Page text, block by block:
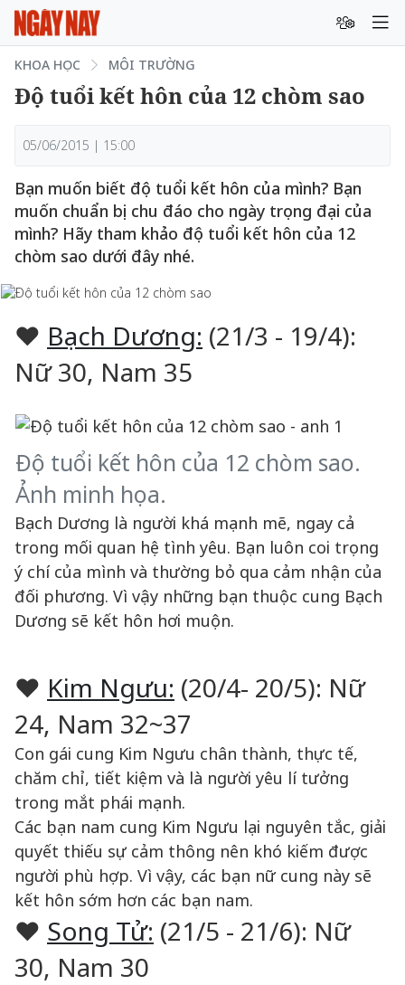
KHOA HỌC MÔI TRƯỜNG
Độ tuổi kết hôn của 12 chòm sao
05/06/2015 | 15:00
Bạn muốn biết độ tuổi kết hôn của mình? Bạn
muốn chuẩn bị chu đáo cho ngày trọng đại của
mình? Hãy tham khảo độ tuổi kết hôn của 12
chòm sao dưới đây nhé.
♥ Bạch Dương: (21/3 - 19/4):
Nữ 30, Nam 35
Độ tuổi kết hôn của 12 chòm sao.
Ảnh minh họa.
Bạch Dương là người khá mạnh mẽ, ngay cả
trong mối quan hệ tình yêu. Bạn luôn coi trọng
ý chí của mình và thường bỏ qua cảm nhận của
đối phương. Vì vậy những bạn thuộc cung Bạch
Dương sẽ kết hôn hơi muộn.
♥ Kim Ngưu: (20/4- 20/5): Nữ
24, Nam 32~37
Con gái cung Kim Ngưu chân thành, thực tế,
chăm chỉ, tiết kiệm và là người yêu lí tưởng
trong mắt phái mạnh.
Các bạn nam cung Kim Ngưu lại nguyên tắc, giải
quyết thiếu sự cảm thông nên khó kiếm được
người phù hợp. Vì vậy, các bạn nữ cung này sẽ
kết hôn sớm hơn các bạn nam.
♥ Song Tử: (21/5 - 21/6): Nữ
30, Nam 30